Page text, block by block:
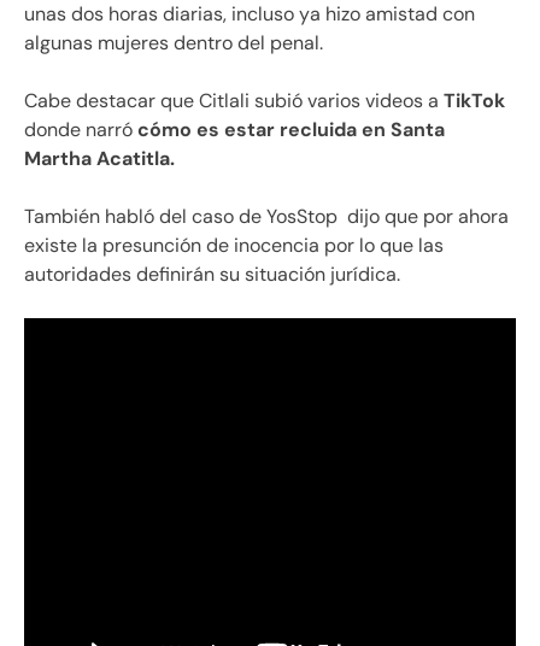
unas dos horas diarias, incluso ya hizo amistad con
algunas mujeres dentro del penal.
Cabe destacar que Citlali subió varios videos a TikTok
donde narrócómo es estar recluida en Santa
Martha Acatitla.
También habló del caso de YosStop dijo que por ahora
existe la presunción de inocencia por lo que las
autoridades definirán su situación jurídica.